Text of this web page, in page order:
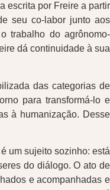
escrita por Freire a partir
seu co-labor junto aos
trabalho do agrônomo-
dá continuidade à sua
das categorias de
para transformá-lo e
à humanização. Desse
um sujeito sozinho: está
do diálogo. O ato de
e acompanhadas e